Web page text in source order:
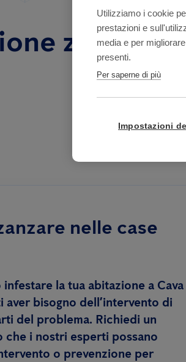
zanzare
nelle case
la tua abitazione a Cava
bisogno dell’intervento di
del problema. Richiedi un
che i nostri esperti possano
o prevenzione per
Utilizziamo i cookie
prestazioni e
media e per
presenti.
Per saperne di più
Impostazioni